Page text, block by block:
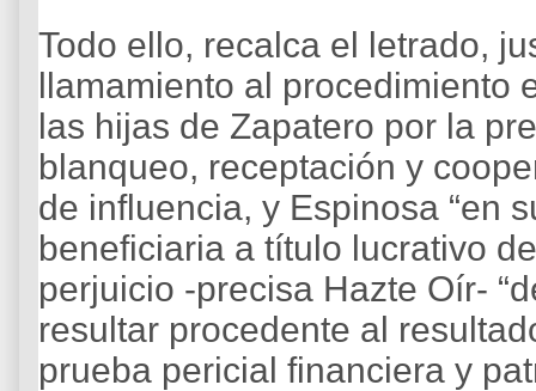
Todo ello, recalca el letrado,
llamamiento al procedimiento
las hijas de Zapatero por la
blanqueo, receptación y
de influencia, y Espinosa “en
beneficiaria a título lucrativo
perjuicio -precisa Hazte Oír-
resultar procedente al
prueba pericial financiera y